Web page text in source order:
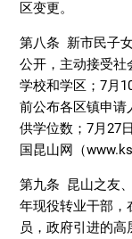
区变更。
第八条 新市民子
公开，主动接受社
学校和学区；7月
前公布各区镇申请
供学位数；7月27
国昆山网（
第九条 昆山之友
年现役转业干部，
员，政府引进的